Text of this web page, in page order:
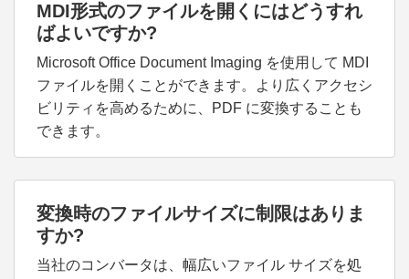
MDI形式のファイルを開くにはどうすれ
ばよいですか?
Microsoft Office Document Imaging を使用して MDI
ファイルを開くことができます。より広くアクセシ
ビリティを高めるために、PDF に変換することも
できます。
変換時のファイルサイズに制限はありま
すか?
当社のコンバータは、幅広いファイル サイズを処